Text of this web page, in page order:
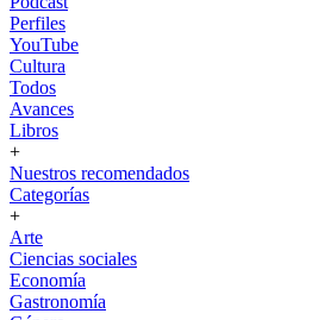
Perfiles
YouTube
Cultura
Todos
Avances
Libros
+
Nuestros recomendados
Categorías
+
Arte
Ciencias sociales
Economía
Gastronomía